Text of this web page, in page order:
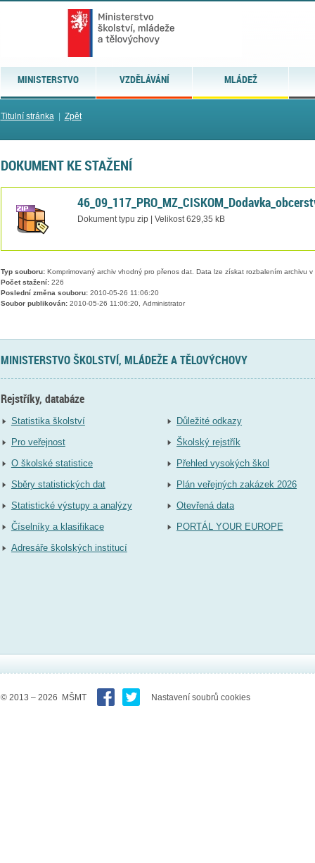
MINISTERSTVO VZDĚLÁVÁNÍ MLÁDEŽ
Titulní stránka| Zpět
DOKUMENT KE STAŽENÍ
Dokument typu zip | Velikost 629,35 kB
Typ souboru:Komprimovaný archiv vhodný pro přenos dat. Data lze získat rozbalením archivu
Počet stažení:226
Poslední změna souboru:2010-05-26 11:06:20
Soubor publikován:2010-05-26 11:06:20, Administrator
MINISTERSTVO ŠKOLSTVÍ, MLÁDEŽE A TĚLOVÝCHOVY
Rejstříky, databáze
Statistika školství
Pro veřejnost
O školské statistice
Sběry statistických dat
Statistické výstupy a analýzy
Číselníky a klasifikace
Adresáře školských institucí
Důležité odkazy
Školský rejstřík
Přehled vysokých škol
Plán veřejných zakázek 2026
Otevřená data
PORTÁL YOUR EUROPE
© 2013 – 2026 MŠMT Nastavení soubrů cookies